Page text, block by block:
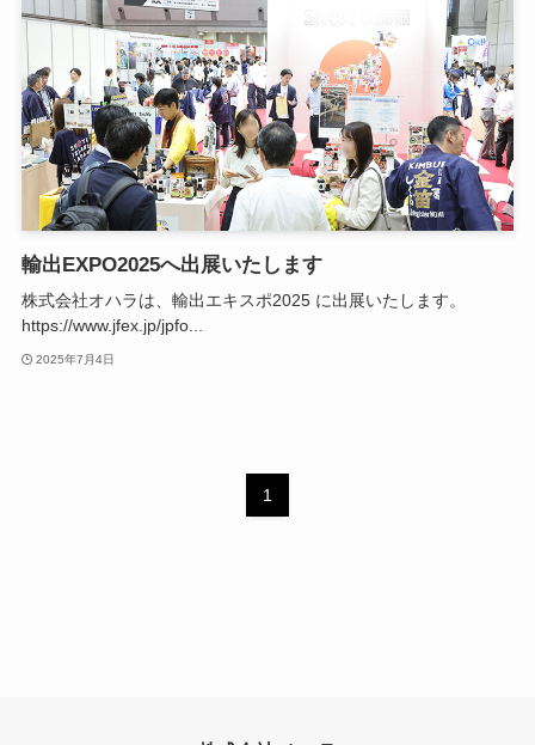
輸出EXPO2025へ出展いたします
株式会社オハラは、輸出エキスポ2025 に出展いたします。
https://www.jfex.jp/jpfo...
2025年7月4日
1